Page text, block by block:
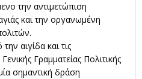
την αντιμετώπιση
και την οργανωμένη
αιγίδα και τις
Γραμματείας Πολιτικής
σημαντική δράση